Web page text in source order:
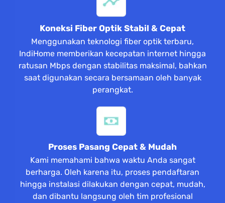
Koneksi Fiber Optik Stabil & Cepat
Menggunakan teknologi fiber optik terbaru,
IndiHome memberikan kecepatan internet hingga
ratusan Mbps dengan stabilitas maksimal, bahkan
saat digunakan secara bersamaan oleh banyak
perangkat.
Proses Pasang Cepat & Mudah
Kami memahami bahwa waktu Anda sangat
berharga. Oleh karena itu, proses pendaftaran
hingga instalasi dilakukan dengan cepat, mudah,
dan dibantu langsung oleh tim profesional